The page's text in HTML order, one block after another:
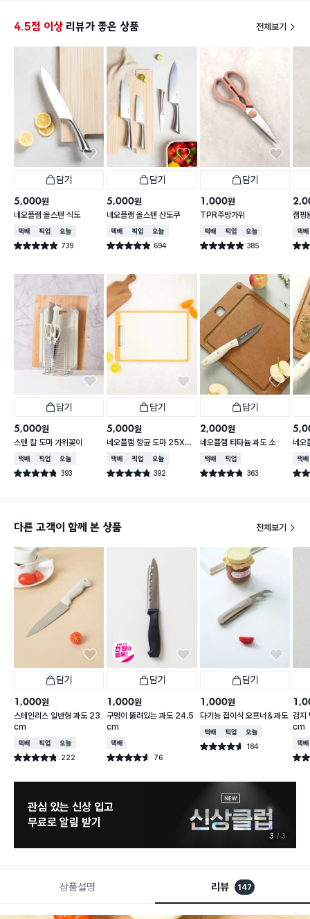
4.5점 이상 리뷰가 좋은 상품 전체보기
담기
5,000원
네오플램 올스텐 식도
택배배송매장픽업오늘배송
별점 4.9점 739
건 작성
담기
5,000원
네오플램 올스텐 산도쿠
택배배송매장픽업오늘배송
별점 4.9점 694
건 작성
담기
1,000원
TPR주방가위
택배배송매장픽업오늘배송
별점 4.9점 385
건 작성
캠핑
함
택배
별점
담기
5,000원
스텐 칼 도마 가위꽂이
택배배송매장픽업오늘배송
별점 4.8점 393
건 작성
담기
5,000원
네오플램 항균 도마 25X3
6cm
택배배송매장픽업오늘배송
별점 4.8점 392
건 작성
담기
2,000원
네오플램 티타늄 과도 소
택배배송매장픽업
별점 4.8점 363
건 작성
네오
형
택배
별점
다른 고객이 함께 본 상품 전체보기
담기
1,000원
스테인리스 일반형 과도 23
cm
택배배송매장픽업오늘배송
별점 4.8점 222
건 작성
담기
1,000원
구멍이 뚫려있는 과도 24.5
cm
택배배송
별점 4.6점 76
건 작성
담기
1,000원
다기능 접이식 오프너＆과도
택배배송매장픽업오늘배송
별점 4.6점 184
건 작성
검지
cm
택배
별점
관심 있는 신상 입고
무료로 알림 받기
3 3
상품설명 리뷰 147